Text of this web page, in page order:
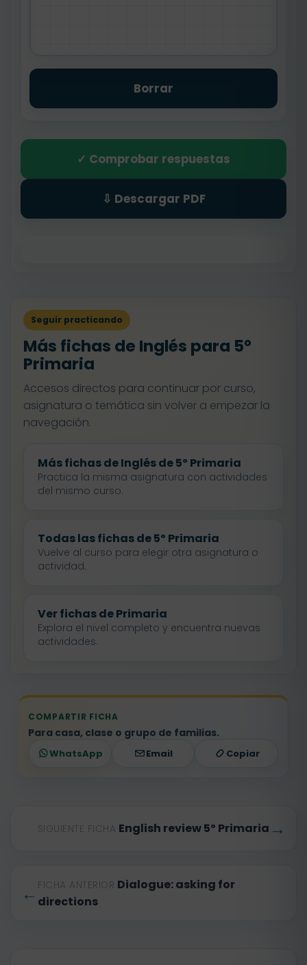
Borrar
✓ Comprobar respuestas
⇩ Descargar PDF
Seguir practicando
Más fichas de Inglés para 5º
Primaria
Accesos directos para continuar por curso,
asignatura o temática sin volver a empezar la
navegación.
Más fichas de Inglés de 5º Primaria
Practica la misma asignatura con actividades
del mismo curso.
Todas las fichas de 5º Primaria
Vuelve al curso para elegir otra asignatura o
actividad.
Ver fichas de Primaria
Explora el nivel completo y encuentra nuevas
actividades.
COMPARTIR FICHA
Para casa, clase o grupo de familias.
WhatsApp Email Copiar
← FICHA ANTERIOR Dialogue: asking for
directions
SIGUIENTE FICHA English review 5º Primaria →